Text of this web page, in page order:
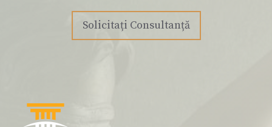
Solicitați Consultanță